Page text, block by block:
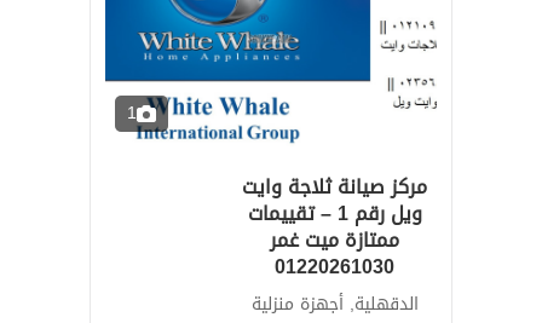
1
مركز صيانة ثلاجة وايت
ويل رقم 1 – تقييمات
ممتازة ميت غمر
01220261030
الدقهلية, أجهزة منزلية